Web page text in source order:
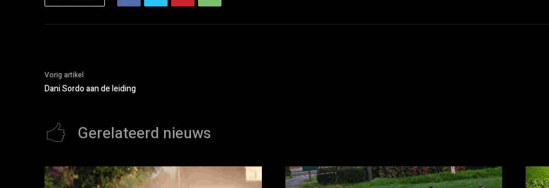
Vorig artikel
Dani Sordo aan de leiding
Gerelateerd nieuws